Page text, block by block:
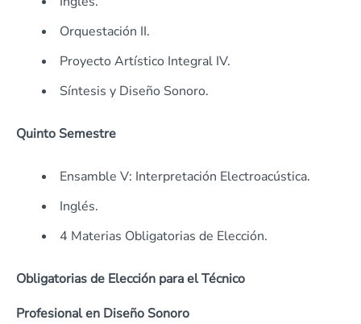
Orquestación II.
Proyecto Artístico Integral IV.
Síntesis y Diseño Sonoro.
Quinto Semestre
Ensamble V: Interpretación Electroacústica.
Inglés.
4 Materias Obligatorias de Elección.
Obligatorias de Elección para el Técnico
Profesional en Diseño Sonoro